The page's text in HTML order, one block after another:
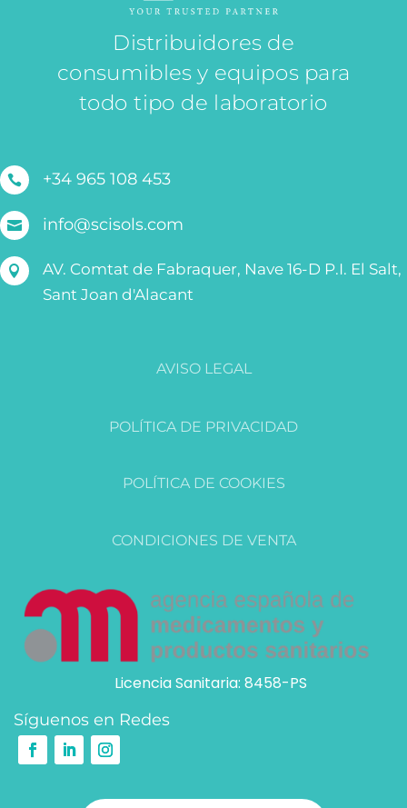
Distribuidores de
consumibles y equipos para
todo tipo de laboratorio
 +34 965 108 453
 info@scisols.com

AV. Comtat de Fabraquer, Nave 16-D P.I. El Salt,
Sant Joan d'Alacant
AVISO LEGAL
POLÍTICA DE PRIVACIDAD
POLÍTICA DE COOKIES
CONDICIONES DE VENTA
Licencia Sanitaria: 8458-PS
Síguenos en Redes